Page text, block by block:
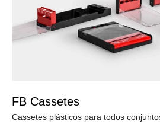
FB Cassetes
Cassetes plásticos para todos